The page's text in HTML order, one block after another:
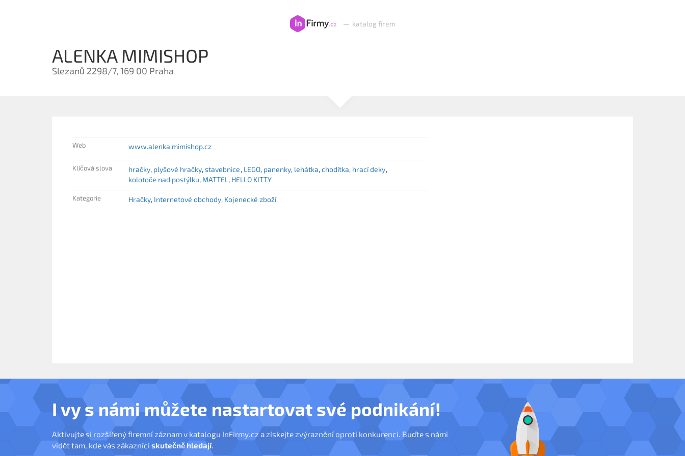
— katalog firem
ALENKA MIMISHOP
Slezanů 2298/7, 169 00 Praha
Web www.alenka.mimishop.cz
Klíčová slova hračky plyšové hračky stavebnice LEGO panenky lehátka chodítka hrací deky
kolotoče nad postýlku MATTEL HELLO KITTY
Kategorie Hračky Internetové obchody Kojenecké zboží
I vy s námi můžete nastartovat své podnikání!
Aktivujte si rozšířený firemní záznam v katalogu InFirmy.cz a získejte zvýraznění oproti konkurenci. Buďte s námi
vidět tam, kde vás zákazníci skutečně hledají.